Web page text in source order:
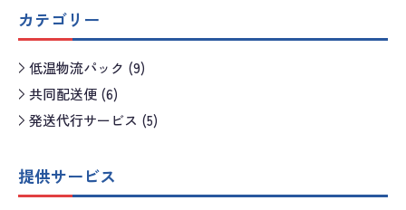
カテゴリー
低温物流パック (9)
共同配送便 (6)
発送代行サービス (5)
提供サービス